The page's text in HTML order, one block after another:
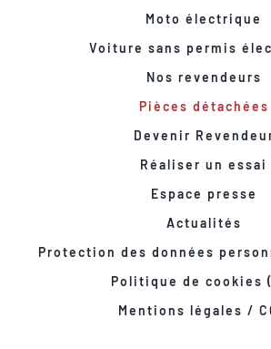
Moto électrique
Voiture sans permis
Nos revendeurs
Pièces détachées
Devenir
Réaliser un essai
Espace presse
Actualités
Protection des données
Politique de cookies
Mentions légales /